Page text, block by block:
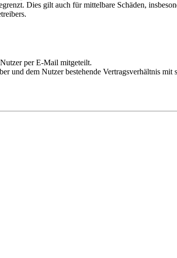
Dies gilt auch für mittelbare Schäden,
per E-Mail mitgeteilt.
und dem Nutzer bestehende Vertragsverhältnis mit